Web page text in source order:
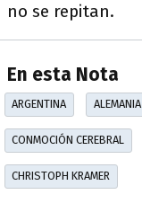
no se repitan.
En esta Nota
ARGENTINA ALEMANIA
CONMOCIÓN CEREBRAL
CHRISTOPH KRAMER